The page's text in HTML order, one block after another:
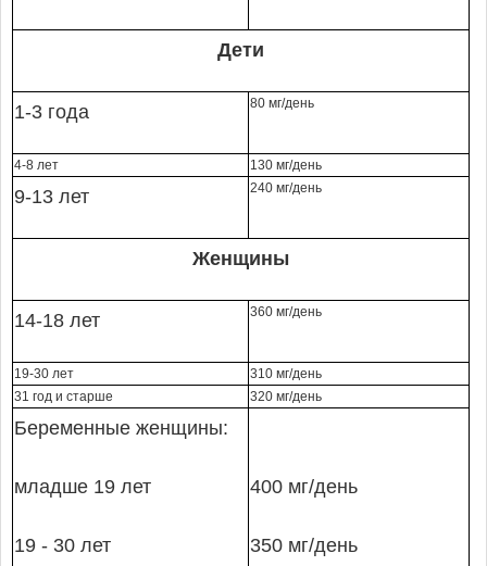
Дети
1-3 года 80 мг/день
4-8 лет 130 мг/день
9-13 лет 240 мг/день
Женщины
14-18 лет 360 мг/день
19-30 лет
310 мг/день
31 год и старше
320 мг/день
Беременные женщины:
младше 19 лет
19 - 30 лет
400 мг/день
350 мг/день